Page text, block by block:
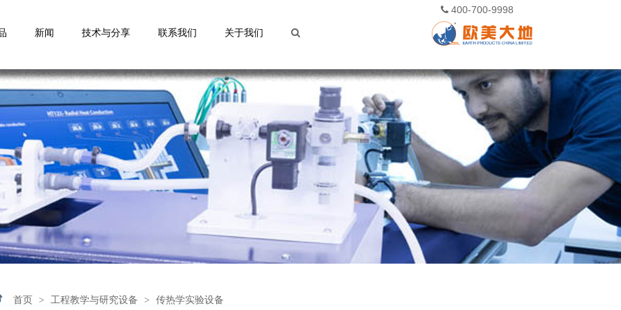
新闻 技术与分享 联系我们 关于我们
400-700-9998
首页 > 工程教学与研究设备 > 传热学实验设备